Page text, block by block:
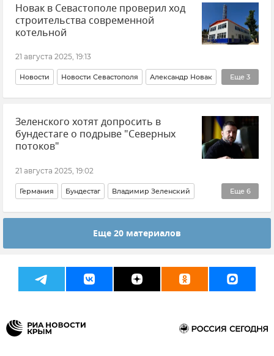
ДТП в Крыму и Севастополе Крым
Происшествия
Новак в Севастополе проверил ход
строительства современной
котельной
21 августа 2025, 19:13
Еще 3
Новости Новости Севастополя Александр Новак
Михаил Развожаев Газ Крым
Зеленского хотят допросить в
бундестаге о подрыве "Северных
потоков"
21 августа 2025, 19:02
Еще 6
Германия Бундестаг Владимир Зеленский
Северный поток Северный поток - 2
Еще 20 материалов